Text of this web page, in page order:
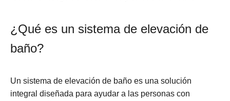
¿Qué es un sistema de elevación de
baño?
Un sistema de elevación de baño es una solución
integral diseñada para ayudar a las personas con